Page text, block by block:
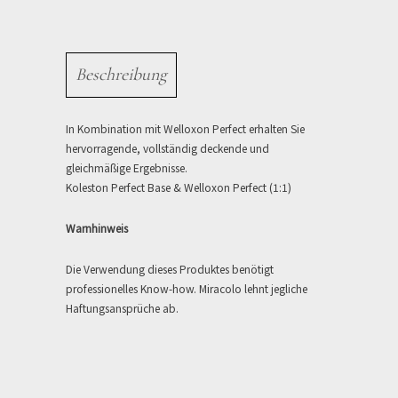
Beschreibung
In Kombination mit Welloxon Perfect erhalten Sie
hervorragende, vollständig deckende und
gleichmäßige Ergebnisse.
Koleston Perfect Base & Welloxon Perfect (1:1)
Warnhinweis
Die Verwendung dieses Produktes benötigt
professionelles Know-how. Miracolo lehnt jegliche
Haftungsansprüche ab.